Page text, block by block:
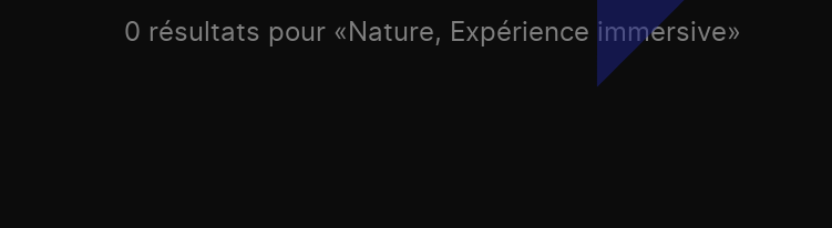
0 résultats pour «Nature, Expérience immersive»